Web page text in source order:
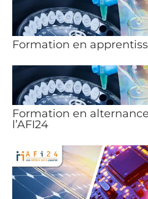
Formation en
Formation en
l’AFI24